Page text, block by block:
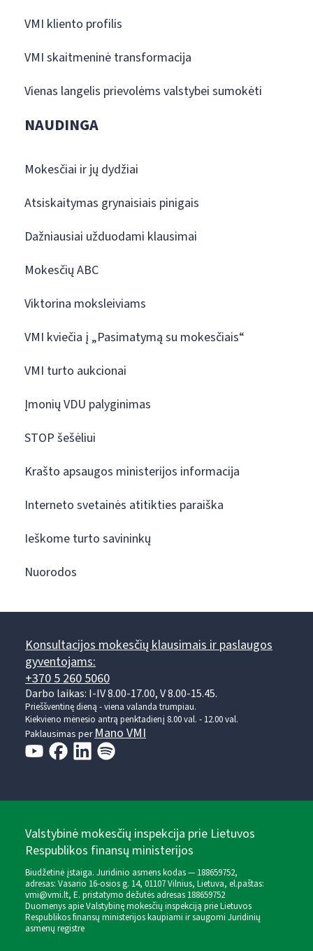
VMI kliento profilis
VMI skaitmeninė transformacija
Vienas langelis prievolėms valstybei sumokėti
NAUDINGA
Mokesčiai ir jų dydžiai
Atsiskaitymas grynaisiais pinigais
Dažniausiai užduodami klausimai
Mokesčių ABC
Viktorina moksleiviams
VMI kviečia į „Pasimatymą su mokesčiais“
VMI turto aukcionai
Įmonių VDU palyginimas
STOP šešėliui
Krašto apsaugos ministerijos informacija
Interneto svetainės atitikties paraiška
Ieškome turto savininkų
Nuorodos
Konsultacijos mokesčių klausimais ir paslaugos
gyventojams:
+370 5 260 5060
Darbo laikas: I-IV 8.00-17.00, V 8.00-15.45.
Prieššventinę dieną - viena valanda trumpiau.
Kiekvieno mėnesio antrą penktadienį 8.00 val. - 12.00 val.
Paklausimas perMano VMI
Valstybinė mokesčių inspekcija prie Lietuvos
Respublikos finansų ministerijos
Biudžetinė įstaiga. Juridinio asmens kodas — 188659752,
adresas: Vasario 16-osios g. 14, 01107 Vilnius, Lietuva, el.paštas:
vmi@vmi.lt, E. pristatymo dėžutės adresas 188659752
Duomenys apie Valstybinę mokesčių inspekciją prie Lietuvos
Respublikos finansų ministerijos kaupiami ir saugomi Juridinių
asmenų registre